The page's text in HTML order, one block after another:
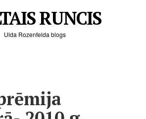
RUNCIS
Ulda Rozenfelda blogs